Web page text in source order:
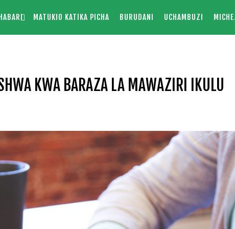
MATUKIO KATIKA PICHA BURUDANI UCHAMBUZI
KWA BARAZA LA MAWAZIRI IKULU